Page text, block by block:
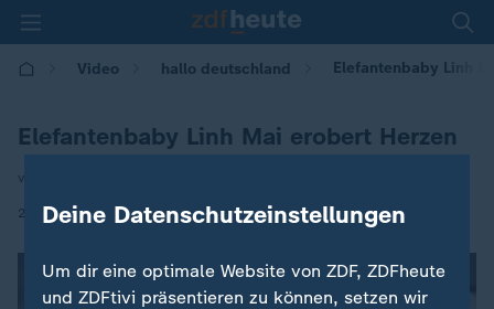
Video hallo deutschland Elefantenbaby Linh
Elefantenbaby Linh Mai erobert Herzen
von Joanna Castillo
23.04.2026 | 15:23
Deine Datenschutzeinstellungen
Um dir eine optimale Website von ZDF, ZDFheute
und ZDFtivi präsentieren zu können, setzen wir